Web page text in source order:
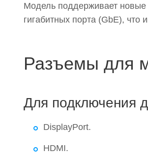
Модель поддерживает
гигабитных порта (GbE), что
Разъемы для
Для подключения
DisplayPort.
HDMI.